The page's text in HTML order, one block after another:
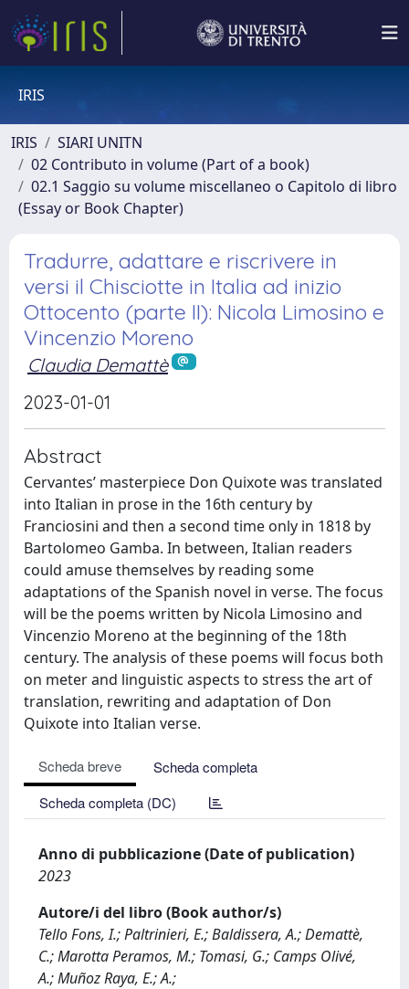
IRIS
IRIS
SIARI UNITN
02 Contributo in volume (Part of a book)
02.1 Saggio su volume miscellaneo o Capitolo di libro
(Essay or Book Chapter)
Tradurre, adattare e riscrivere in
versi il Chisciotte in Italia ad inizio
Ottocento (parte II): Nicola Limosino e
Vincenzio Moreno
Claudia Demattè
2023-01-01
Abstract
Cervantes’ masterpiece Don Quixote was translated
into Italian in prose in the 16th century by
Franciosini and then a second time only in 1818 by
Bartolomeo Gamba. In between, Italian readers
could amuse themselves by reading some
adaptations of the Spanish novel in verse. The focus
will be the poems written by Nicola Limosino and
Vincenzio Moreno at the beginning of the 18th
century. The analysis of these poems will focus both
on meter and linguistic aspects to stress the art of
translation, rewriting and adaptation of Don
Quixote into Italian verse.
Scheda breve
Scheda completa
Scheda completa (DC)
Anno di pubblicazione (Date of publication)
2023
Autore/i del libro (Book author/s)
Tello Fons, I.; Paltrinieri, E.; Baldissera, A.; Demattè,
C.; Marotta Peramos, M.; Tomasi, G.; Camps Olivé,
A.; Muñoz Raya, E.; A.;